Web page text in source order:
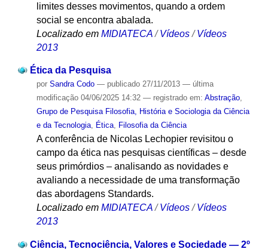
limites desses movimentos, quando a ordem
social se encontra abalada.
Localizado em MIDIATECA /Vídeos /Vídeos
2013
Ética da Pesquisa
por Sandra Codo — publicado27/11/2013 — última
modificação04/06/2025 14:32 — registrado em: Abstração,
Grupo de Pesquisa Filosofia, História e Sociologia da Ciência
e da Tecnologia, Ética, Filosofia da Ciência
A conferência de Nicolas Lechopier revisitou o
campo da ética nas pesquisas científicas – desde
seus primórdios – analisando as novidades e
avaliando a necessidade de uma transformação
das abordagens Standards.
Localizado em MIDIATECA / Vídeos / Vídeos
2013
Ciência, Tecnociência, Valores e Sociedade — 2º